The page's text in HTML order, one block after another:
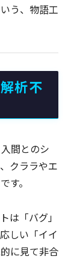
う、物語工
析不
間とのシ
クララやエ
す。
は「バグ」
しい「イイ
に見て非合